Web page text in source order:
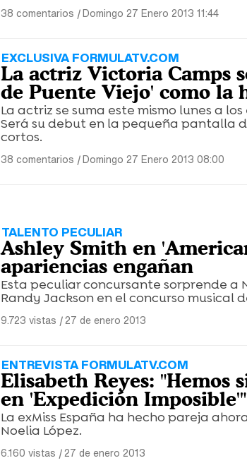
38 comentarios |Domingo 27 Enero 2013 11:44
EXCLUSIVA FORMULATV.COM
La actriz Victoria Camps
de Puente Viejo' como la
La actriz se suma este mismo lunes a
Será su debut en la pequeña pantalla
cortos.
38 comentarios |Domingo 27 Enero 2013 08:00
TALENTO PECULIAR
Ashley Smith en
apariencias engañan
Esta peculiar concursante sorprende a
Randy Jackson en el concurso musical
9.723 vistas |27 de enero 2013
ENTREVISTA FORMULATV.COM
Elisabeth Reyes:
en 'Expedición Imposible'"
La exMiss España ha hecho pareja
Noelia López.
6.160 vistas |27 de enero 2013